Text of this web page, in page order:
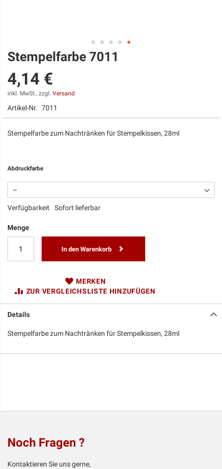
Zum
Anfang
der
Bildgalerie
springen
Stempelfarbe 7011
4,14 €
inkl. MwSt., zzgl. Versand
Artikel-Nr. 7011
Stempelfarbe zum Nachtränken für Stempelkissen, 28ml
Abdruckfarbe
Verfügbarkeit Sofort lieferbar
Menge
In den Warenkorb
MERKEN
ZUR VERGLEICHSLISTE HINZUFÜGEN
Details
Stempelfarbe zum Nachtränken für Stempelkissen, 28ml
Noch Fragen ?
Kontaktieren Sie uns gerne,